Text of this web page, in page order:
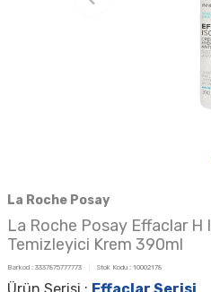
La Roche Posay
La Roche Posay Effaclar H
Temizleyici Krem 390ml
Barkod : 3337875777773 Stok Kodu : 10002178